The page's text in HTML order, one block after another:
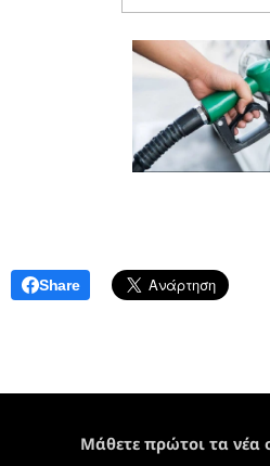
Share
Μάθετε πρώτοι τα νέα